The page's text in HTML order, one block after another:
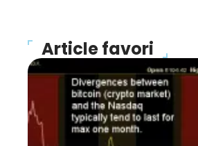
Article favori